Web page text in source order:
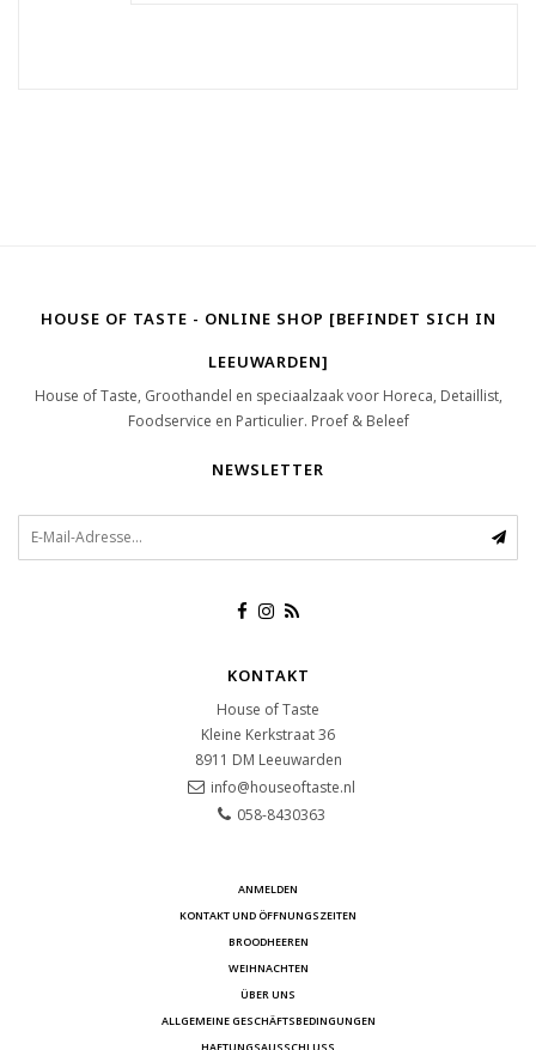
HOUSE OF TASTE - ONLINE SHOP [BEFINDET SICH IN
LEEUWARDEN]
House of Taste, Groothandel en speciaalzaak voor Horeca, Detaillist,
Foodservice en Particulier. Proef & Beleef
NEWSLETTER
KONTAKT
House of Taste
Kleine Kerkstraat 36
8911 DM Leeuwarden
info@houseoftaste.nl
058-8430363
ANMELDEN
KONTAKT UND ÖFFNUNGSZEITEN
BROODHEEREN
WEIHNACHTEN
ÜBER UNS
ALLGEMEINE GESCHÄFTSBEDINGUNGEN
HAFTUNGSAUSSCHLUSS